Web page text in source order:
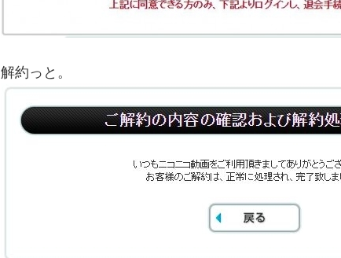
解約っと。